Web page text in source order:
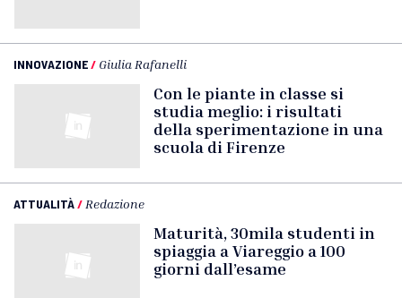
INNOVAZIONE/ Giulia Rafanelli
Con le piante in classe si
studia meglio: i risultati
della sperimentazione in una
scuola di Firenze
ATTUALITÀ/ Redazione
Maturità, 30mila studenti in
spiaggia a Viareggio a 100
giorni dall’esame